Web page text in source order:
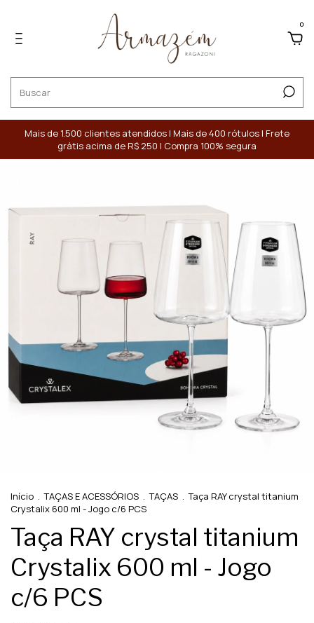
0
Mais de 1.500 clientes atendidos | Mais de 400 rótulos | Frete
grátis acima de R$ 250 | Compra 100% segura
Início . TAÇAS E ACESSÓRIOS . TAÇAS . Taça RAY crystal titanium
Crystalix 600 ml - Jogo c/6 PCS
Taça RAY crystal titanium
Crystalix 600 ml - Jogo
c/6 PCS